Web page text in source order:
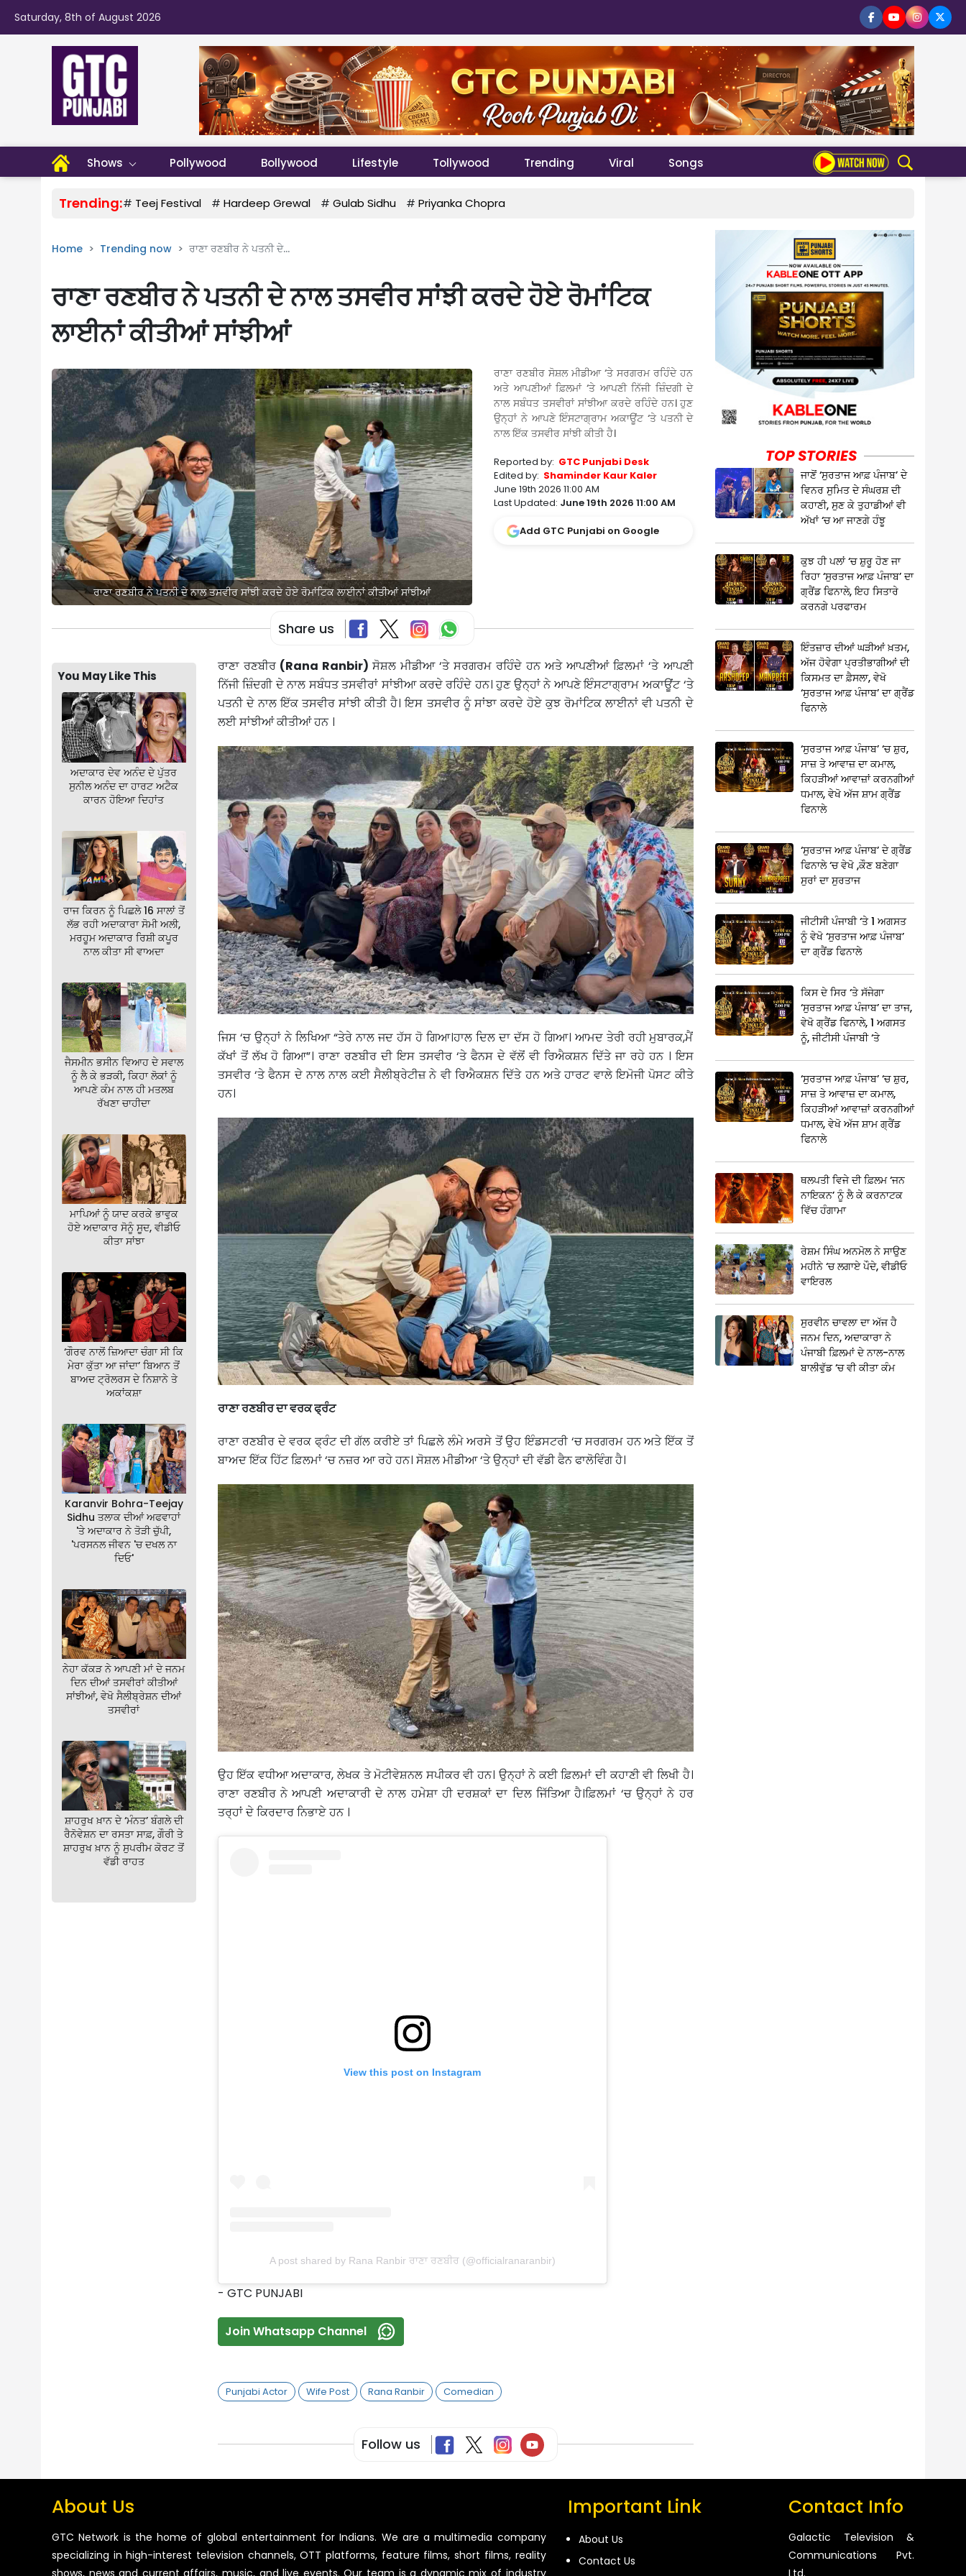
Saturday, 8th of August 2026
Shows Pollywood Bollywood Lifestyle Tollywood Trending Viral Songs
Trending:# Teej Festival # Hardeep Grewal # Gulab Sidhu # Priyanka Chopra
Home Trending now ਰਾਣਾ ਰਣਬੀਰ ਨੇ ਪਤਨੀ ਦੇ...
ਰਾਣਾ ਰਣਬੀਰ ਨੇ ਪਤਨੀ ਦੇ ਨਾਲ ਤਸਵੀਰ ਸਾਂਝੀ ਕਰਦੇ ਹੋਏ ਰੋਮਾਂਟਿਕ
ਲਾਈਨਾਂ ਕੀਤੀਆਂ ਸਾਂਝੀਆਂ
ਰਾਣਾ ਰਣਬੀਰ ਨੇ ਪਤਨੀ ਦੇ ਨਾਲ ਤਸਵੀਰ ਸਾਂਝੀ ਕਰਦੇ ਹੋਏ ਰੋਮਾਂਟਿਕ ਲਾਈਨਾਂ ਕੀਤੀਆਂ ਸਾਂਝੀਆਂ
ਰਾਣਾ ਰਣਬੀਰ ਸੋਸ਼ਲ ਮੀਡੀਆ ‘ਤੇ ਸਰਗਰਮ ਰਹਿੰਦੇ ਹਨ
ਅਤੇ ਆਪਣੀਆਂ ਫ਼ਿਲਮਾਂ ‘ਤੇ ਆਪਣੀ ਨਿੱਜੀ ਜ਼ਿੰਦਗੀ ਦੇ
ਨਾਲ ਸਬੰਧਤ ਤਸਵੀਰਾਂ ਸਾਂਝੀਆ ਕਰਦੇ ਰਹਿੰਦੇ ਹਨ। ਹੁਣ
ਉਨ੍ਹਾਂ ਨੇ ਆਪਣੇ ਇੰਸਟਾਗ੍ਰਾਮ ਅਕਾਊਂਟ ‘ਤੇ ਪਤਨੀ ਦੇ
ਨਾਲ ਇੱਕ ਤਸਵੀਰ ਸਾਂਝੀ ਕੀਤੀ ਹੈ।
Reported by: GTC Punjabi Desk
Edited by: Shaminder Kaur Kaler
June 19th 2026 11:00 AM
Last Updated: June 19th 2026 11:00 AM
Add GTC Punjabi on Google
Share us
You May Like This
ਅਦਾਕਾਰ ਦੇਵ ਅਨੰਦ ਦੇ ਪੁੱਤਰ
ਸੁਨੀਲ ਅਨੰਦ ਦਾ ਹਾਰਟ ਅਟੈਕ
ਕਾਰਨ ਹੋਇਆ ਦਿਹਾਂਤ
ਰਾਜ ਕਿਰਨ ਨੂੰ ਪਿਛਲੇ 16 ਸਾਲਾਂ ਤੋਂ
ਲੱਭ ਰਹੀ ਅਦਾਕਾਰਾ ਸੋਮੀ ਅਲੀ,
ਮਰਹੂਮ ਅਦਾਕਾਰ ਰਿਸ਼ੀ ਕਪੂਰ
ਨਾਲ ਕੀਤਾ ਸੀ ਵਾਅਦਾ
ਜੈਸਮੀਨ ਭਸੀਨ ਵਿਆਹ ਦੇ ਸਵਾਲ
ਨੂੰ ਲੈ ਕੇ ਭੜਕੀ, ਕਿਹਾ ਲੋਕਾਂ ਨੂੰ
ਆਪਣੇ ਕੰਮ ਨਾਲ ਹੀ ਮਤਲਬ
ਰੱਖਣਾ ਚਾਹੀਦਾ
ਮਾਪਿਆਂ ਨੂੰ ਯਾਦ ਕਰਕੇ ਭਾਵੁਕ
ਹੋਏ ਅਦਾਕਾਰ ਸੋਨੂੰ ਸੂਦ, ਵੀਡੀਓ
ਕੀਤਾ ਸਾਂਝਾ
‘ਗੌਰਵ ਨਾਲੋਂ ਜ਼ਿਆਦਾ ਚੰਗਾ ਸੀ ਕਿ
ਮੇਰਾ ਕੁੱਤਾ ਆ ਜਾਂਦਾ’ ਬਿਆਨ ਤੋਂ
ਬਾਅਦ ਟ੍ਰੋਲਰਸ ਦੇ ਨਿਸ਼ਾਨੇ ਤੇ
ਅਕਾਂਕਸ਼ਾ
Karanvir Bohra-Teejay
Sidhu ਤਲਾਕ ਦੀਆਂ ਅਫਵਾਹਾਂ
'ਤੇ ਅਦਾਕਾਰ ਨੇ ਤੋੜੀ ਚੁੱਪੀ,
'ਪਰਸਨਲ ਜੀਵਨ 'ਚ ਦਖਲ ਨਾ
ਦਿਓ'
ਨੇਹਾ ਕੱਕੜ ਨੇ ਆਪਣੀ ਮਾਂ ਦੇ ਜਨਮ
ਦਿਨ ਦੀਆਂ ਤਸਵੀਰਾਂ ਕੀਤੀਆਂ
ਸਾਂਝੀਆਂ, ਵੇਖੋ ਸੈਲੀਬ੍ਰੇਸ਼ਨ ਦੀਆਂ
ਤਸਵੀਰਾਂ
ਸ਼ਾਹਰੁਖ ਖ਼ਾਨ ਦੇ ‘ਮੰਨਤ’ ਬੰਗਲੇ ਦੀ
ਰੈਨੋਵੇਸ਼ਨ ਦਾ ਰਸਤਾ ਸਾਫ਼, ਗੌਰੀ ਤੇ
ਸ਼ਾਹਰੁਖ ਖ਼ਾਨ ਨੂੰ ਸੁਪਰੀਮ ਕੋਰਟ ਤੋਂ
ਵੱਡੀ ਰਾਹਤ
ਰਾਣਾ ਰਣਬੀਰ(Rana Ranbir) ਸੋਸ਼ਲ ਮੀਡੀਆ ‘ਤੇ ਸਰਗਰਮ ਰਹਿੰਦੇ ਹਨ ਅਤੇ ਆਪਣੀਆਂ ਫ਼ਿਲਮਾਂ ‘ਤੇ ਆਪਣੀ
ਨਿੱਜੀ ਜ਼ਿੰਦਗੀ ਦੇ ਨਾਲ ਸਬੰਧਤ ਤਸਵੀਰਾਂ ਸਾਂਝੀਆ ਕਰਦੇ ਰਹਿੰਦੇ ਹਨ। ਹੁਣ ਉਨ੍ਹਾਂ ਨੇ ਆਪਣੇ ਇੰਸਟਾਗ੍ਰਾਮ ਅਕਾਊਂਟ ‘ਤੇ
ਪਤਨੀ ਦੇ ਨਾਲ ਇੱਕ ਤਸਵੀਰ ਸਾਂਝੀ ਕੀਤੀ ਹੈ। ਇਸ ਤਸਵੀਰ ਨੂੰ ਸਾਂਝਾ ਕਰਦੇ ਹੋਏ ਕੁਝ ਰੋਮਾਂਟਿਕ ਲਾਈਨਾਂ ਵੀ ਪਤਨੀ ਦੇ
ਲਈ ਸਾਂਝੀਆਂ ਕੀਤੀਆਂ ਹਨ ।
ਜਿਸ ‘ਚ ਉਨ੍ਹਾਂ ਨੇ ਲਿਖਿਆ “ਤੇਰੇ ਨਾਲ ਜਦ ਹੱਸ ਹੋ ਗਿਆ।ਹਾਲ ਦਿਲ ਦਾ ਦੱਸ ਹੋ ਗਿਆ। ਆਮਦ ਤੇਰੀ ਰਹੀ ਮੁਬਾਰਕ,ਮੈਂ
ਕੱਖਾਂ ਤੋਂ ਲੱਖ ਹੋ ਗਿਆ”। ਰਾਣਾ ਰਣਬੀਰ ਦੀ ਇਸ ਤਸਵੀਰ ‘ਤੇ ਫੈਨਸ ਦੇ ਵੱਲੋਂ ਵੀ ਰਿਐਕਸ਼ਨ ਦਿੱਤੇ ਜਾ ਰਹੇ ਹਨ । ਇਸ
ਤਸਵੀਰ ‘ਤੇ ਫੈਨਸ ਦੇ ਨਾਲ ਨਾਲ ਕਈ ਸੈਲੀਬ੍ਰੇਟੀਜ਼ ਨੇ ਵੀ ਰਿਐਕਸ਼ਨ ਦਿੱਤੇ ਹਨ ਅਤੇ ਹਾਰਟ ਵਾਲੇ ਇਮੋਜੀ ਪੋਸਟ ਕੀਤੇ
ਹਨ।
ਰਾਣਾ ਰਣਬੀਰ ਦਾ ਵਰਕ ਫ੍ਰੰਟ
ਰਾਣਾ ਰਣਬੀਰ ਦੇ ਵਰਕ ਫ੍ਰੰਟ ਦੀ ਗੱਲ ਕਰੀਏ ਤਾਂ ਪਿਛਲੇ ਲੰਮੇ ਅਰਸੇ ਤੋਂ ਉਹ ਇੰਡਸਟਰੀ ‘ਚ ਸਰਗਰਮ ਹਨ ਅਤੇ ਇੱਕ ਤੋਂ
ਬਾਅਦ ਇੱਕ ਹਿੱਟ ਫ਼ਿਲਮਾਂ ‘ਚ ਨਜ਼ਰ ਆ ਰਹੇ ਹਨ। ਸੋਸ਼ਲ ਮੀਡੀਆ ‘ਤੇ ਉਨ੍ਹਾਂ ਦੀ ਵੱਡੀ ਫੈਨ ਫਾਲੋਵਿੰਗ ਹੈ।
ਉਹ ਇੱਕ ਵਧੀਆ ਅਦਾਕਾਰ, ਲੇਖਕ ਤੇ ਮੋਟੀਵੇਸ਼ਨਲ ਸਪੀਕਰ ਵੀ ਹਨ। ਉਨ੍ਹਾਂ ਨੇ ਕਈ ਫ਼ਿਲਮਾਂ ਦੀ ਕਹਾਣੀ ਵੀ ਲਿਖੀ ਹੈ।
ਰਾਣਾ ਰਣਬੀਰ ਨੇ ਆਪਣੀ ਅਦਾਕਾਰੀ ਦੇ ਨਾਲ ਹਮੇਸ਼ਾ ਹੀ ਦਰਸ਼ਕਾਂ ਦਾ ਦਿਲ ਜਿੱਤਿਆ ਹੈ।ਫ਼ਿਲਮਾਂ ‘ਚ ਉਨ੍ਹਾਂ ਨੇ ਹਰ
ਤਰ੍ਹਾਂ ਦੇ ਕਿਰਦਾਰ ਨਿਭਾਏ ਹਨ ।
View this post on Instagram
A post shared by Rana Ranbir ਰਾਣਾ ਰਣਬੀਰ (@officialranaranbir)
- GTC PUNJABI
Join Whatsapp Channel
Punjabi Actor Wife Post Rana Ranbir Comedian
Follow us
TOP STORIES
ਜਾਣੋਂ ‘ਸੁਰਤਾਜ ਆਫ਼ ਪੰਜਾਬ’ ਦੇ
ਵਿਨਰ ਸੁਮਿਤ ਦੇ ਸੰਘਰਸ਼ ਦੀ
ਕਹਾਣੀ, ਸੁਣ ਕੇ ਤੁਹਾਡੀਆਂ ਵੀ
ਅੱਖਾਂ ‘ਚ ਆ ਜਾਣਗੇ ਹੰਝੂ
ਕੁਝ ਹੀ ਪਲਾਂ ‘ਚ ਸ਼ੁਰੂ ਹੋਣ ਜਾ
ਰਿਹਾ ‘ਸੁਰਤਾਜ ਆਫ਼ ਪੰਜਾਬ’ ਦਾ
ਗ੍ਰੈਂਡ ਫਿਨਾਲੇ, ਇਹ ਸਿਤਾਰੇ
ਕਰਨਗੇ ਪਰਫਾਰਮ
ਇੰਤਜ਼ਾਰ ਦੀਆਂ ਘੜੀਆਂ ਖ਼ਤਮ,
ਅੱਜ ਹੋਵੇਗਾ ਪ੍ਰਤੀਭਾਗੀਆਂ ਦੀ
ਕਿਸਮਤ ਦਾ ਫ਼ੈਸਲਾ, ਵੇਖੋ
‘ਸੁਰਤਾਜ ਆਫ਼ ਪੰਜਾਬ’ ਦਾ ਗ੍ਰੈਂਡ
ਫਿਨਾਲੇ
‘ਸੁਰਤਾਜ ਆਫ਼ ਪੰਜਾਬ’ ‘ਚ ਸ਼ੁਰ,
ਸਾਜ਼ ਤੇ ਆਵਾਜ਼ ਦਾ ਕਮਾਲ,
ਕਿਹੜੀਆਂ ਆਵਾਜ਼ਾਂ ਕਰਨਗੀਆਂ
ਧਮਾਲ, ਵੇਖੋ ਅੱਜ ਸ਼ਾਮ ਗ੍ਰੈਂਡ
ਫਿਨਾਲੇ
‘ਸੁਰਤਾਜ ਆਫ਼ ਪੰਜਾਬ’ ਦੇ ਗ੍ਰੈਂਡ
ਫਿਨਾਲੇ ‘ਚ ਵੇਖੋ ,ਕੌਣ ਬਣੇਗਾ
ਸੁਰਾਂ ਦਾ ਸੁਰਤਾਜ
ਜੀਟੀਸੀ ਪੰਜਾਬੀ ‘ਤੇ 1 ਅਗਸਤ
ਨੂੰ ਵੇਖੋ ‘ਸੁਰਤਾਜ ਆਫ਼ ਪੰਜਾਬ’
ਦਾ ਗ੍ਰੈਂਡ ਫਿਨਾਲੇ
ਕਿਸ ਦੇ ਸਿਰ ‘ਤੇ ਸੱਜੇਗਾ
‘ਸੁਰਤਾਜ ਆਫ਼ ਪੰਜਾਬ’ ਦਾ ਤਾਜ,
ਵੇਖੋ ਗ੍ਰੈਂਡ ਫਿਨਾਲੇ, 1 ਅਗਸਤ
ਨੂੰ, ਜੀਟੀਸੀ ਪੰਜਾਬੀ ‘ਤੇ
‘ਸੁਰਤਾਜ ਆਫ਼ ਪੰਜਾਬ’ ‘ਚ ਸ਼ੁਰ,
ਸਾਜ਼ ਤੇ ਆਵਾਜ਼ ਦਾ ਕਮਾਲ,
ਕਿਹੜੀਆਂ ਆਵਾਜ਼ਾਂ ਕਰਨਗੀਆਂ
ਧਮਾਲ, ਵੇਖੋ ਅੱਜ ਸ਼ਾਮ ਗ੍ਰੈਂਡ
ਫਿਨਾਲੇ
ਥਲਪਤੀ ਵਿਜੇ ਦੀ ਫ਼ਿਲਮ ‘ਜਨ
ਨਾਇਕਨ’ ਨੂੰ ਲੈ ਕੇ ਕਰਨਾਟਕ
ਵਿੱਚ ਹੰਗਾਮਾ
ਰੇਸ਼ਮ ਸਿੰਘ ਅਨਮੋਲ ਨੇ ਸਾਉਣ
ਮਹੀਨੇ ‘ਚ ਲਗਾਏ ਪੌਦੇ, ਵੀਡੀਓ
ਵਾਇਰਲ
ਸੁਰਵੀਨ ਚਾਵਲਾ ਦਾ ਅੱਜ ਹੈ
ਜਨਮ ਦਿਨ, ਅਦਾਕਾਰਾ ਨੇ
ਪੰਜਾਬੀ ਫ਼ਿਲਮਾਂ ਦੇ ਨਾਲ-ਨਾਲ
ਬਾਲੀਵੁੱਡ ‘ਚ ਵੀ ਕੀਤਾ ਕੰਮ
About Us
GTC Network is the home of global entertainment for Indians. We are a multimedia company
specializing in high-interest television channels, OTT platforms, feature films, short films, reality
shows, news and current affairs, music, and live events. Our team is a dynamic mix of industry
Important Link
About Us
Contact Us
Contact Info
Galactic Television &
Communications Pvt.
Ltd.